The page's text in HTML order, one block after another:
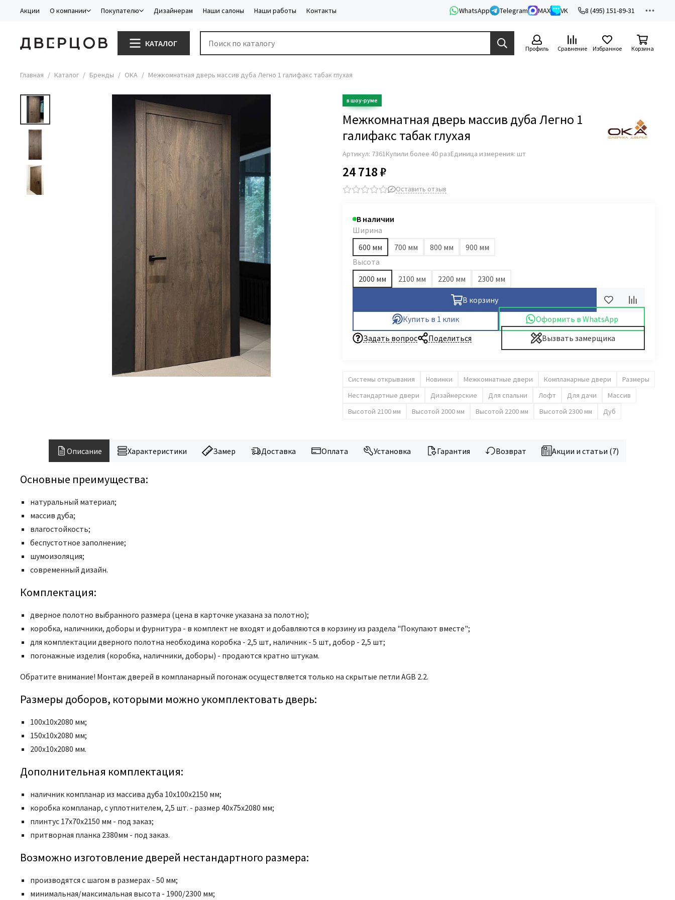
Акции О компании Покупателю Дизайнерам Наши салоны Наши работы Контакты WhatsApp Telegram MAX VK 8 (495) 151-89-31
КАТАЛОГ
Профиль Сравнение Избранное Корзина
Главная Каталог Бренды ОКА Межкомнатная дверь массив дуба Легно 1 галифакс табак глухая
Межкомнатная дверь массив дуба Легно 1
галифакс табак глухая
Артикул: 7361Купили более 40 разЕдиница измерения: шт
24 718 ₽
Оставить отзыв
В наличии
Ширина
600 мм
700 мм 800 мм
900 мм
Высота
2000 мм
2100 мм 2200 мм 2300 мм
В корзину
Купить в 1 клик
Оформить в WhatsApp
Вызвать замерщика
Задать вопрос Поделиться
Системы открывания Новинки Межкомнатные двери Компланарные двери
Размеры
Нестандартные двери
Дизайнерские Для спальни Лофт Для дачи
Массив
Высотой 2100 мм
Высотой 2000 мм Высотой 2200 мм Высотой 2300 мм Дуб
Описание Характеристики Замер Доставка Оплата Установка Гарантия Возврат Акции и статьи (7)
Основные преимущества:
натуральный материал;
массив дуба;
влагостойкость;
беспустотное заполнение;
шумоизоляция;
современный дизайн.
Комплектация:
дверное полотно выбранного размера (цена в карточке указана за полотно);
коробка, наличники, доборы и фурнитура - в комплект не входят и добавляются в корзину из раздела "Покупают вместе";
для комплектации дверного полотна необходима коробка - 2,5 шт, наличник - 5 шт, добор - 2,5 шт;
погонажные изделия (коробка, наличники, доборы) - продаются кратно штукам.
Обратите внимание! Монтаж дверей в компланарный погонаж осуществляется только на скрытые петли AGB 2.2.
Размеры доборов, которыми можно укомплектовать дверь:
100х10х2080 мм;
150х10х2080 мм;
200х10х2080 мм.
Дополнительная комплектация:
наличник компланар из массива дуба 10х100х2150 мм;
коробка компланар, с уплотнителем, 2,5 шт. - размер 40x75x2080 мм;
плинтус 17х70х2150 мм - под заказ;
притворная планка 2380мм - под заказ.
Возможно изготовление дверей нестандартного размера:
производятся с шагом в размерах - 50 мм;
минимальная/максимальная высота - 1900/2300 мм;